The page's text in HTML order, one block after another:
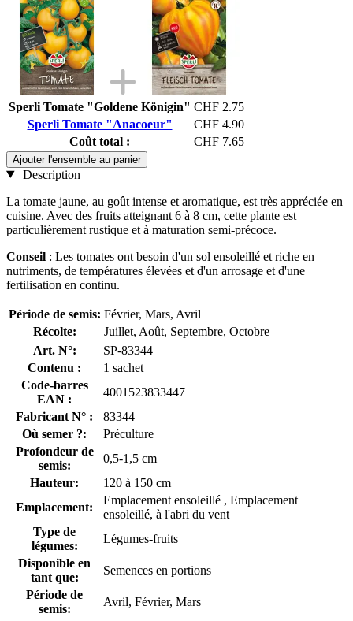
Sperli Tomate "Goldene Königin" CHF 2.75
Sperli Tomate "Anacoeur"
CHF 4.90
Coût total :
CHF 7.65
Ajouter l'ensemble au panier
Description
La tomate jaune, au goût intense et aromatique, est très appréciée en
cuisine. Avec des fruits atteignant 6 à 8 cm, cette plante est
particulièrement rustique et à maturation semi-précoce.
Conseil : Les tomates ont besoin d'un sol ensoleillé et riche en
nutriments, de températures élevées et d'un arrosage et d'une
fertilisation en continu.
Période de semis: Février, Mars, Avril
Récolte:
Juillet, Août, Septembre, Octobre
Art. N°:
SP-83344
Contenu :
1 sachet
Code-barres
EAN :
4001523833447
Fabricant N° :
83344
Où semer ?:
Préculture
Profondeur de
semis:
0,5-1,5 cm
Hauteur:
120 à 150 cm
Emplacement:
Emplacement ensoleillé , Emplacement
ensoleillé, à l'abri du vent
Type de
légumes:
Légumes-fruits
Disponible en
tant que:
Semences en portions
Période de
semis:
Avril, Février, Mars